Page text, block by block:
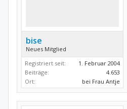
bise
Neues Mitglied
Registriert seit:
1. Februar 2004
Beiträge:
4.653
Ort:
bei Frau Antje